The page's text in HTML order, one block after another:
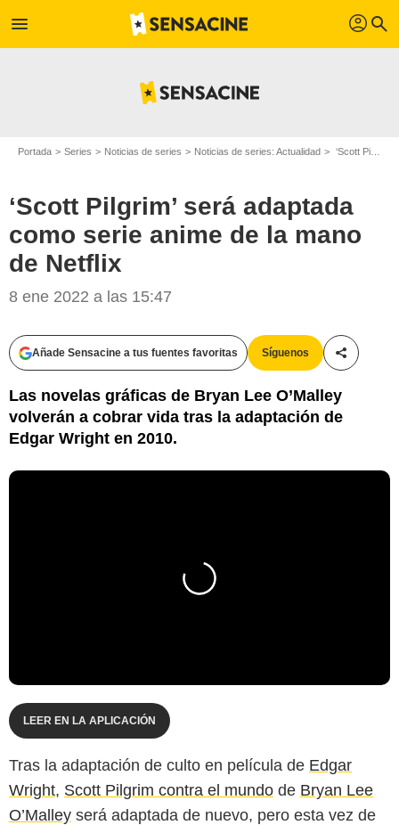
menu profil search
Portada Series Noticias de series Noticias de series: Actualidad ‘Scott Pilgrim’ será adaptada como serie anime de la mano de Netflix
‘Scott Pilgrim’ será adaptada
como serie anime de la mano
de Netflix
8 ene 2022 a las 15:47
Añade Sensacine a tus fuentes favoritas Síguenos
Las novelas gráficas de Bryan Lee O’Malley
volverán a cobrar vida tras la adaptación de
Edgar Wright en 2010.
LEER EN LA APLICACIÓN
Tras la adaptación de culto en película de Edgar
Wright, Scott Pilgrim contra el mundo de Bryan Lee
O’Malley será adaptada de nuevo, pero esta vez de